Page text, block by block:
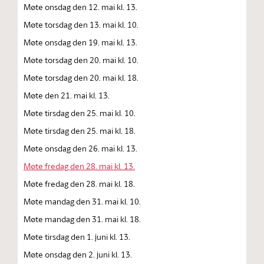
Møte onsdag den 12. mai kl. 13.
Møte torsdag den 13. mai kl. 10.
Møte onsdag den 19. mai kl. 13.
Møte torsdag den 20. mai kl. 10.
Møte torsdag den 20. mai kl. 18.
Møte den 21. mai kl. 13.
Møte tirsdag den 25. mai kl. 10.
Møte tirsdag den 25. mai kl. 18.
Møte onsdag den 26. mai kl. 13.
Møte fredag den 28. mai kl. 13.
Møte fredag den 28. mai kl. 18.
Møte mandag den 31. mai kl. 10.
Møte mandag den 31. mai kl. 18.
Møte tirsdag den 1. juni kl. 13.
Møte onsdag den 2. juni kl. 13.